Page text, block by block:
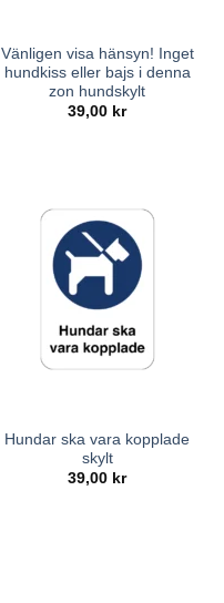
Vänligen visa hänsyn! Inget
hundkiss eller bajs i denna
zon hundskylt
39,00 kr
Hundar ska vara kopplade
skylt
39,00 kr